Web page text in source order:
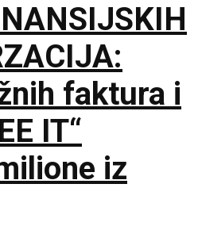
faktura i
IT“
iz